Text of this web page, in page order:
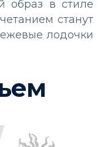
образ в стиле
станут
лодочки